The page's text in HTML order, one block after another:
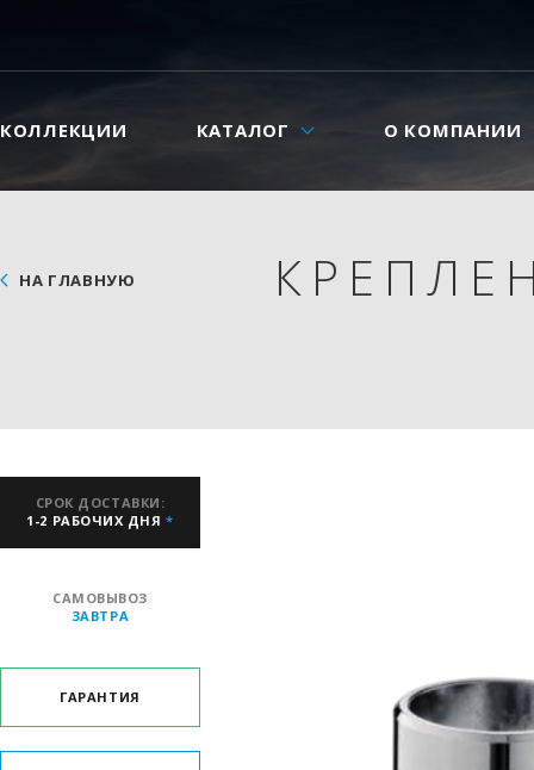
КОЛЛЕКЦИИ КАТАЛОГ О КОМПАНИИ
НА ГЛАВНУЮ
СРОК ДОСТАВКИ:
1-2 РАБОЧИХ ДНЯ*
САМОВЫВОЗ
ЗАВТРА
ГАРАНТИЯ